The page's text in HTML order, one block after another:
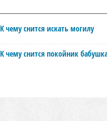
К чему снится искать могилу
К чему снится покойник